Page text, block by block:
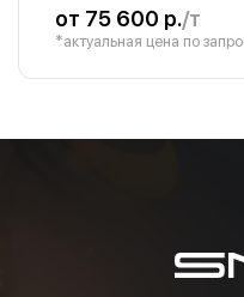
от 75 600 р./т
*актуальная цена по